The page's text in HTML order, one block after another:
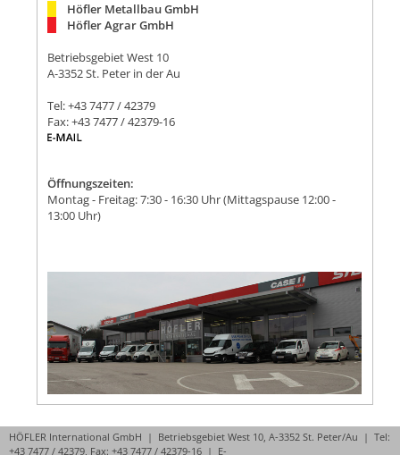
Höfler Metallbau GmbH
Höfler Agrar GmbH
Betriebsgebiet West 10
A-3352 St. Peter in der Au
Tel: +43 7477 / 42379
Fax: +43 7477 / 42379-16
Öffnungszeiten:
Montag - Freitag: 7:30 - 16:30 Uhr (Mittagspause 12:00 -
13:00 Uhr)
HÖFLER International GmbH | Betriebsgebiet West 10, A-3352 St. Peter/Au | Tel:
+43 7477 / 42379, Fax: +43 7477 / 42379-16 | E-